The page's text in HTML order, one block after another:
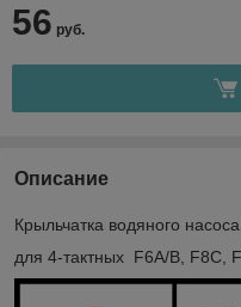
56 руб.
Описание
Крыльчатка водяного
для 4-тактных F6A/B, F8C,